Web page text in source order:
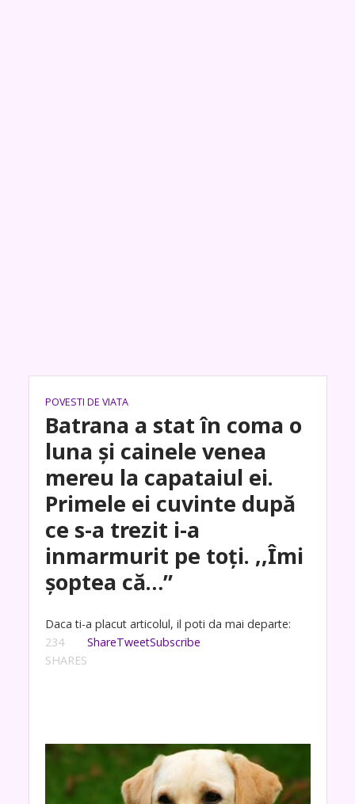
POVESTI DE VIATA
Batrana a stat în coma o
luna și cainele venea
mereu la capataiul ei.
Primele ei cuvinte după
ce s-a trezit i-a
inmarmurit pe toți. ,,Îmi
șoptea că…”
Daca ti-a placut articolul, il poti da mai departe:
234
SHARES
ShareTweetSubscribe